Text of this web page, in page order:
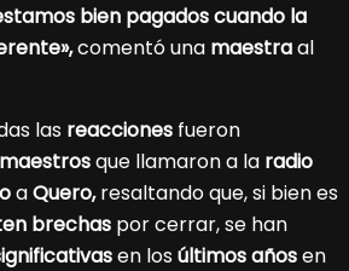
bien pagados cuando la
comentó una maestraal
las reacciones fueron
maestrosque llamaron a la radio
aQuero,resaltando que, si bien es
brechas por cerrar, se han
en losúltimos añosen